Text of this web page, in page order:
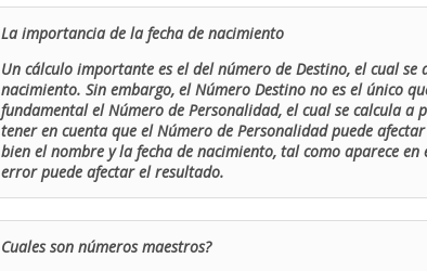
La importancia de la fecha de nacimiento
Un cálculo importante es el del número de Destino, el cual
nacimiento. Sin embargo, el Número Destino no es el único
fundamental el Número de Personalidad, el cual se calcula a
tener en cuenta que el Número de Personalidad puede
bien el nombre y la fecha de nacimiento, tal como aparece
error puede afectar el resultado.
Cuales son números maestros?